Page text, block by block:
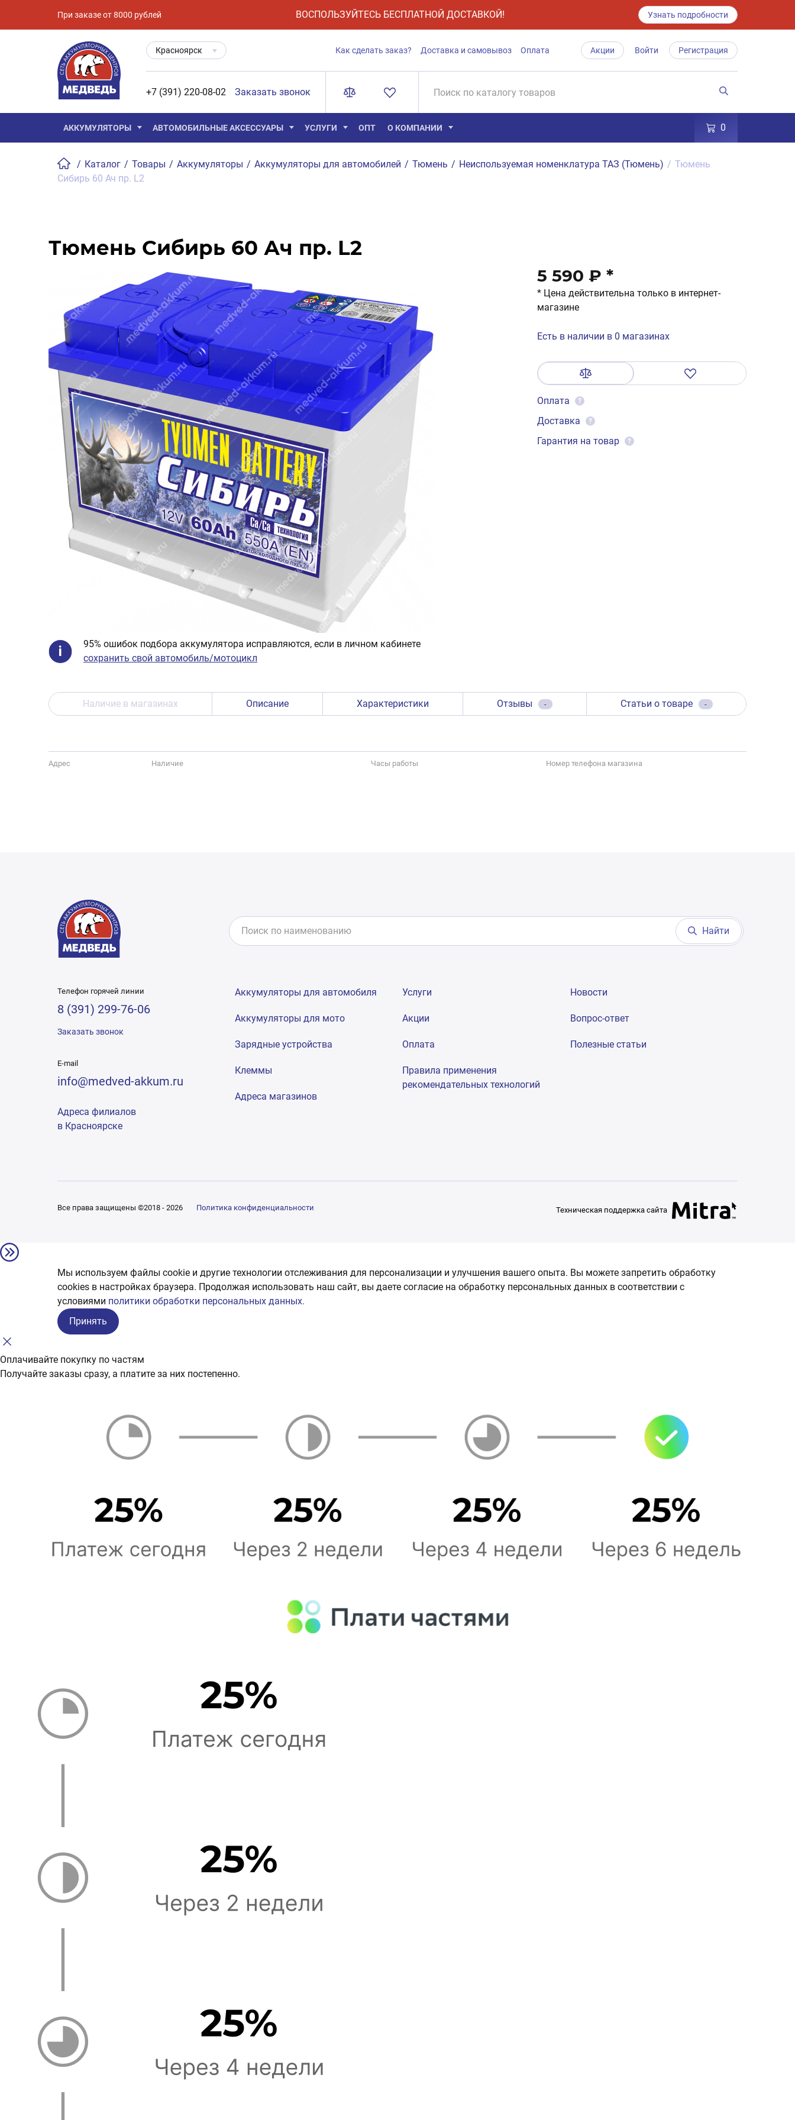
При заказе от 8000 рублей ВОСПОЛЬЗУЙТЕСЬ БЕСПЛАТНОЙ ДОСТАВКОЙ! Узнать подробности
Красноярск Как сделать заказ? Доставка и самовывоз Оплата Акции Войти Регистрация
+7 (391) 220-08-02 Заказать звонок
АККУМУЛЯТОРЫ АВТОМОБИЛЬНЫЕ АКСЕССУАРЫ УСЛУГИ ОПТ О КОМПАНИИ 0
/ Каталог / Товары / Аккумуляторы / Аккумуляторы для автомобилей / Тюмень / Неиспользуемая номенклатура ТАЗ (Тюмень) / Тюмень
Сибирь 60 Ач пр. L2
Тюмень Сибирь 60 Ач пр. L2
95% ошибок подбора аккумулятора исправляются, если в личном кабинете
сохранить свой автомобиль/мотоцикл
5 590 ₽ *
* Цена действительна только в интернет-
магазине
Есть в наличии в 0 магазинах
Оплата ?
Доставка ?
Гарантия на товар ?
Наличие в магазинах Описание Характеристики Отзывы - Статьи о товаре -
Адрес Наличие Часы работы Номер телефона магазина
Найти
Телефон горячей линии
8 (391) 299-76-06
Заказать звонок
E-mail
info@medved-akkum.ru
Адреса филиалов
в Красноярске
Аккумуляторы для автомобиля
Аккумуляторы для мото
Зарядные устройства
Клеммы
Адреса магазинов
Услуги
Акции
Оплата
Правила применения
рекомендательных технологий
Новости
Вопрос-ответ
Полезные статьи
Все права защищены ©2018 - 2026 Политика конфиденциальности Техническая поддержка сайта
Мы используем файлы cookie и другие технологии отслеживания для персонализации и улучшения вашего опыта. Вы можете запретить обработку
сookies в настройках браузера. Продолжая использовать наш сайт, вы даете согласие на обработку персональных данных в соответствии с
условиями политики обработки персональных данных.
Принять
Оплачивайте покупку по частям
Получайте заказы сразу, а платите за них постепенно.